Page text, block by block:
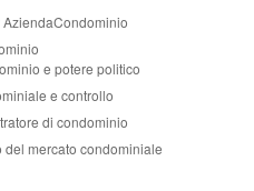
e potere politico
e controllo
di condominio
del mercato condominiale